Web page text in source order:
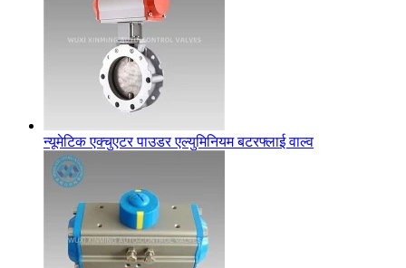
न्यूमेटिक एक्चुएटर पाउडर एल्युमिनियम बटरफ्लाई वाल्व